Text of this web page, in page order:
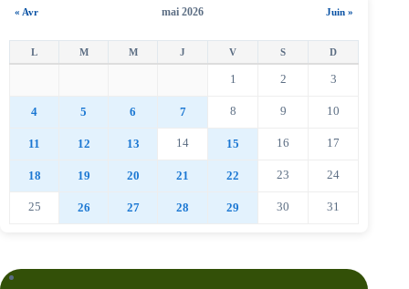
« Avr mai 2026 Juin »
1 2 3
4 5 6 7 8 9 10
11 12 13 14 15 16 17
18 19 20 21 22 23 24
25 26 27 28 29 30 31